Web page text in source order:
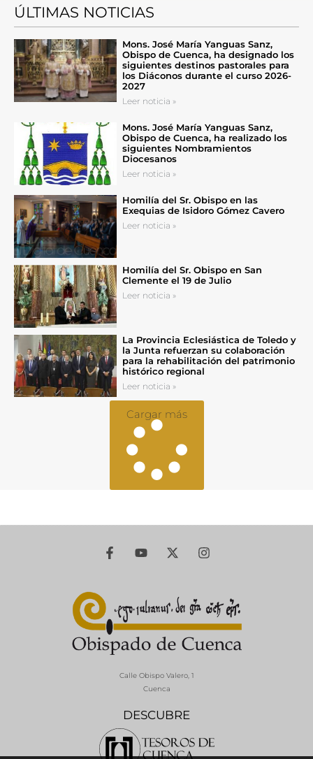
ÚLTIMAS NOTICIAS
Mons. José María Yanguas Sanz,
Obispo de Cuenca, ha designado los
siguientes destinos pastorales para
los Diáconos durante el curso 2026-
2027
Leer noticia »
Mons. José María Yanguas Sanz,
Obispo de Cuenca, ha realizado los
siguientes Nombramientos
Diocesanos
Leer noticia »
Homilía del Sr. Obispo en las
Exequias de Isidoro Gómez Cavero
Leer noticia »
Homilía del Sr. Obispo en San
Clemente el 19 de Julio
Leer noticia »
La Provincia Eclesiástica de Toledo y
la Junta refuerzan su colaboración
para la rehabilitación del patrimonio
histórico regional
Leer noticia »
Cargar más
DESCUBRE
Calle Obispo Valero, 1
Cuenca